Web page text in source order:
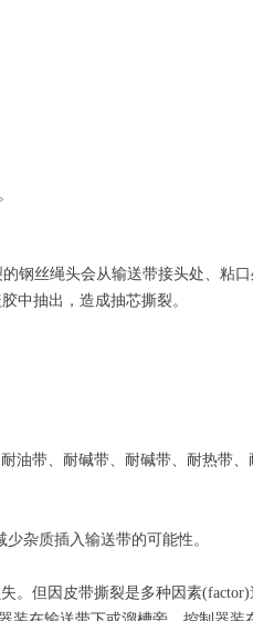
钢丝绳头会从输送带接头处、粘
中抽出，造成抽芯撕裂。
带、耐碱带、耐碱带、耐热带
杂质插入输送带的可能性。
但因皮带撕裂是多种因素